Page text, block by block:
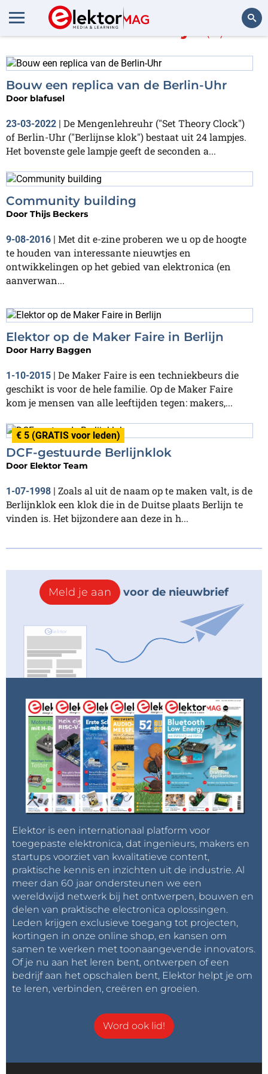
Meer overBerlijn
Bouw een replica van de Berlin-Uhr
Door blafusel
23-03-2022 | De Mengenlehreuhr ("Set Theory Clock")
of Berlin-Uhr ("Berlijnse klok") bestaat uit 24 lampjes.
Het bovenste gele lampje geeft de seconden a...
Community building
Door Thijs Beckers
9-08-2016 | Met dit e-zine proberen we u op de hoogte
te houden van interessante nieuwtjes en
ontwikkelingen op het gebied van elektronica (en
aanverwan...
Elektor op de Maker Faire in Berlijn
Door Harry Baggen
1-10-2015
De Maker Faire is een techniekbeurs die
geschikt is voor de hele familie. Op de Maker Faire
kom je mensen van alle leeftijden tegen: makers,...
€ 5 (GRATIS voor leden)
DCF-gestuurde Berlijnklok
Door Elektor Team
1-07-1998 | Zoals al uit de naam op te maken valt, is de
Berlijnklok een klok die in de Duitse plaats Berlijn te
vinden is. Het bijzondere aan deze in h...
Meld je aan voor de nieuwbrief
Elektor is een internationaal platform voor
toegepaste elektronica, dat ingenieurs, makers en
startups voorziet van kwalitatieve content,
praktische kennis en inzichten uit de industrie. Al
meer dan 60 jaar ondersteunen we een
wereldwijd netwerk bij het ontwerpen, bouwen en
delen van praktische electronica oplossingen.
Leden krijgen exclusieve toegang tot projecten,
kortingen in onze online shop, en kansen om
samen te werken met toonaangevende innovators.
Of je nu aan het leren bent, ontwerpen of een
bedrijf aan het opschalen bent, Elektor helpt je om
te leren, verbinden, creëren en groeien.
Word ook lid!